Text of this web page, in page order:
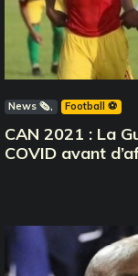
News 🗞️ Football ⚽️
CAN 2021 : La
COVID avant